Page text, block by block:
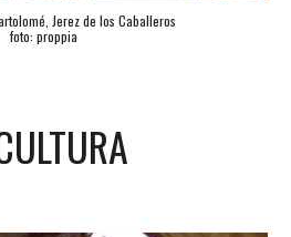
Jerez de los Caballeros
foto: proppia